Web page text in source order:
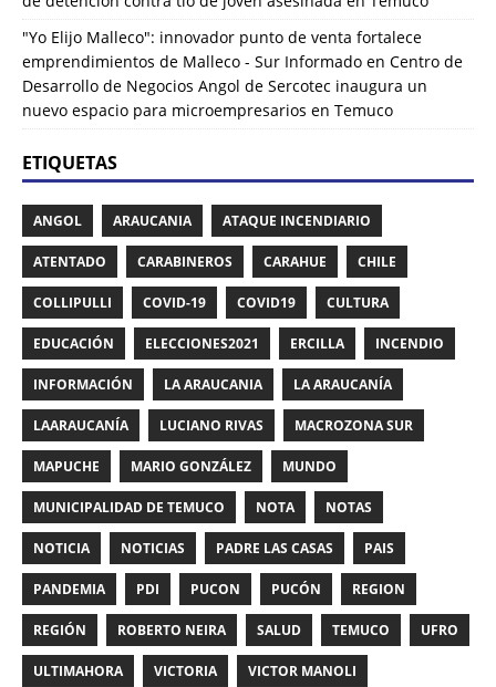
"Yo Elijo Malleco": innovador punto de venta fortalece
emprendimientos de Malleco - Sur Informado en Centro de
Desarrollo de Negocios Angol de Sercotec inaugura un
nuevo espacio para microempresarios en Temuco
ETIQUETAS
ANGOL ARAUCANIA ATAQUE INCENDIARIO
ATENTADO CARABINEROS CARAHUE CHILE
COLLIPULLI COVID-19 COVID19 CULTURA
EDUCACIÓN ELECCIONES2021 ERCILLA INCENDIO
INFORMACIÓN LA ARAUCANIA LA ARAUCANÍA
LAARAUCANÍA LUCIANO RIVAS MACROZONA SUR
MAPUCHE MARIO GONZÁLEZ MUNDO
MUNICIPALIDAD DE TEMUCO NOTA NOTAS
NOTICIA NOTICIAS PADRE LAS CASAS PAIS
PANDEMIA PDI PUCON PUCÓN REGION
REGIÓN ROBERTO NEIRA SALUD TEMUCO UFRO
ULTIMAHORA VICTORIA VICTOR MANOLI